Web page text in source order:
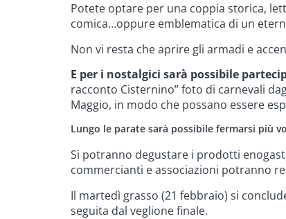
Potete optare per una coppia storica,
comica…oppure emblematica di un
Non vi resta che aprire gli armadi e
E per i nostalgici sarà possibile
racconto Cisternino” foto di carnevali
Maggio, in modo che possano essere
Lungo le parate sarà possibile fermarsi più
Si potranno degustare i prodotti
commercianti e associazioni potranno
Il martedì grasso (21 febbraio) si
seguita dal veglione finale.